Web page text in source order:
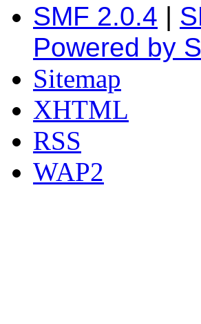
SMF 2.0.4 |
Powered by
Sitemap
XHTML
RSS
WAP2